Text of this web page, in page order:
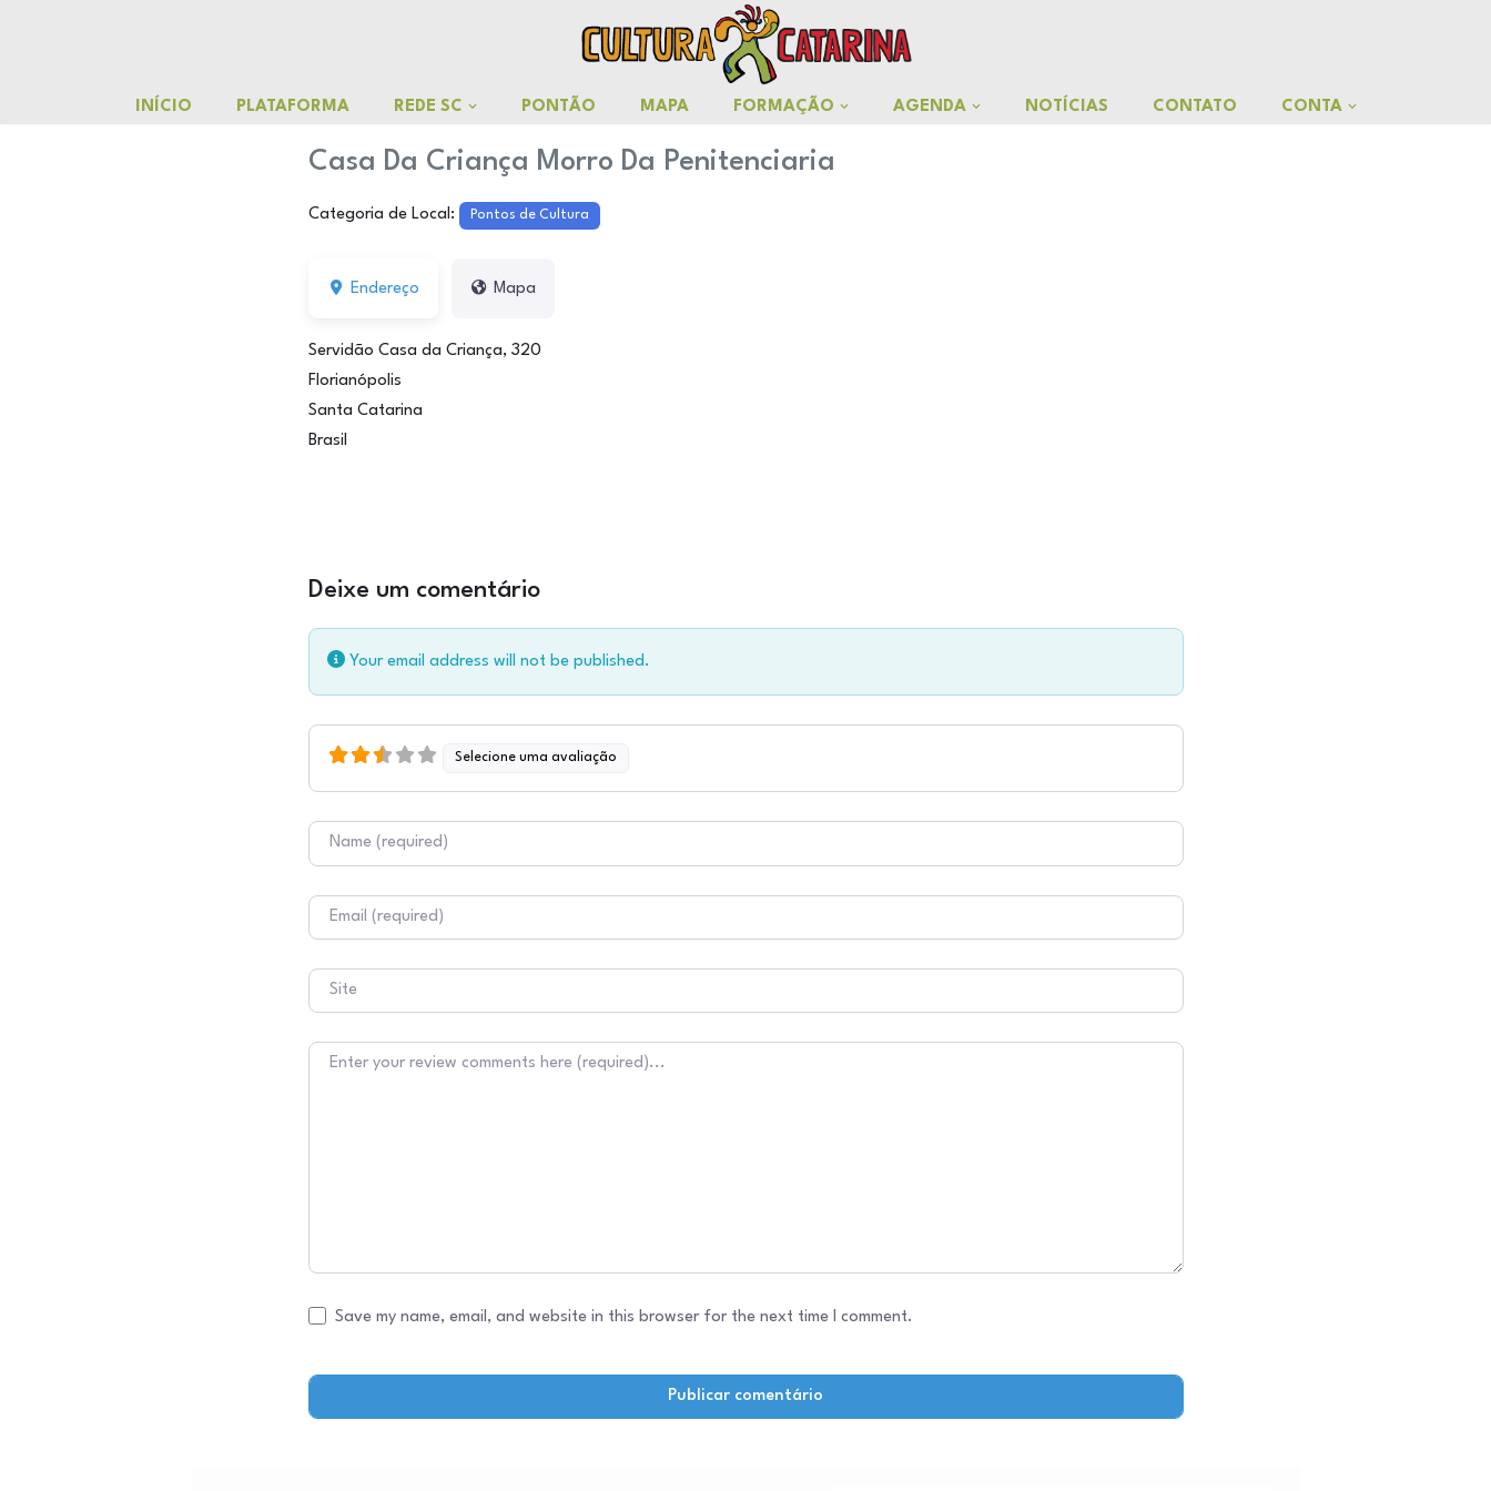
INÍCIO PLATAFORMA REDE SC PONTÃO MAPA FORMAÇÃO AGENDA NOTÍCIAS CONTATO CONTA
Casa Da Criança Morro Da Penitenciaria
Categoria de Local: Pontos de Cultura
Endereço Mapa
Servidão Casa da Criança, 320
Florianópolis
Santa Catarina
Brasil
Deixe um comentário
Your email address will not be published.
Selecione uma avaliação
Nome
E-mail
Site
Texto do comentário
Save my name, email, and website in this browser for the next time I comment.